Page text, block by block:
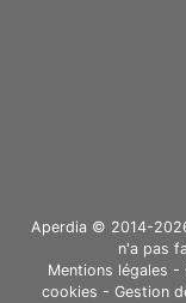
Aperdia © 2014-
n'a pas
Mentions légales -
cookies - Gestion